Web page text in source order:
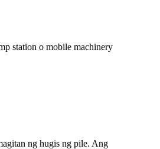
station o mobile machinery
ng hugis ng pile. Ang